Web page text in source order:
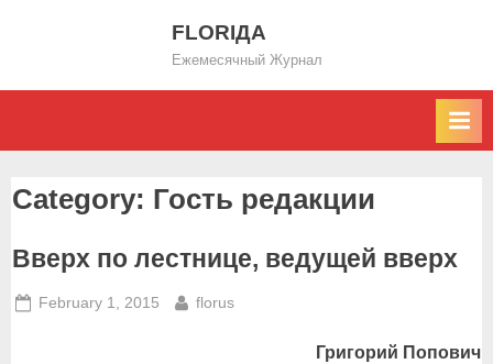
FLORIДА
Ежемесячный Журнал
Category: Гость редакции
Вверх по лестнице, ведущей вверх
Posted
February 1, 2015 By
florus
Григорий Попович